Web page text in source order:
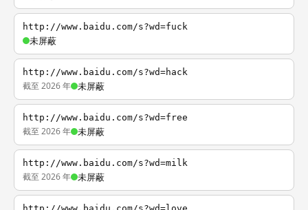
http://www.baidu.com/s?wd=fuck
未屏蔽
http://www.baidu.com/s?wd=hack
截至 2026 年 未屏蔽
http://www.baidu.com/s?wd=free
截至 2026 年 未屏蔽
http://www.baidu.com/s?wd=milk
截至 2026 年 未屏蔽